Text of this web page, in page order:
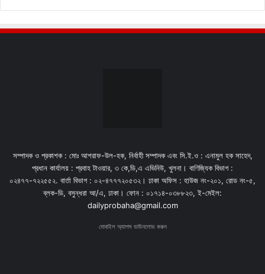
সম্পাদক ও প্রকাশক : মোঃ আশরাফ-উল-হক, নির্বাহী সম্পাদক এবং সি.ই.ও : এনামুল হক সাহেদ,
প্রধান কার্যালয় : প্রবাহ টাওয়ার, ৩ কে,ডি,এ এভিনিউ, খুলনা। বাণিজ্যিক বিভাগ :
০২৪৭৭-৭২২৫৫২. বার্তা বিভাগ : ০২-৪৭৭৭২০৫৩২। ঢাকা অফিস : হাউজ নং-২০১, রোড নং-৫,
ব্লক-ডি, বসুন্ধরা আ/এ, ঢাকা। ফোন : ০১৭১৪-০৩৮৮২৩, ই-মেইল:
dailyprobaha@gmail.com
মোবাইল অ্যাপস ডাউনলোড করুন